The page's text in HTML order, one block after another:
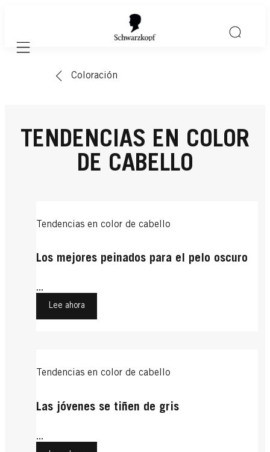
Mobile navigation
Coloración
TENDENCIAS EN COLOR
DE CABELLO
Tendencias en color de cabello
Los mejores peinados para el pelo oscuro
...
Lee ahora
Tendencias en color de cabello
Las jóvenes se tiñen de gris
...